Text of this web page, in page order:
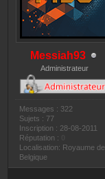
Messiah93
Administrateur
Messages : 322
Sujets : 77
Inscription : 28-08-2011
Réputation :
Localisation: Royaume de
Belgique